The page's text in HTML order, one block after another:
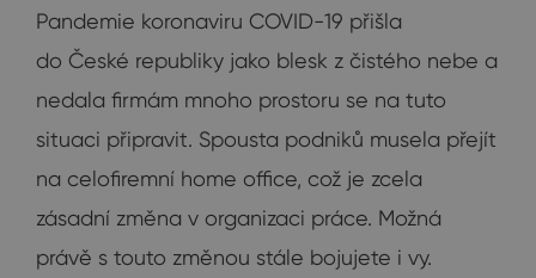
Pandemie koronaviru COVID-19 přišla
do České republiky jako blesk z čistého nebe a
nedala firmám mnoho prostoru se na tuto
situaci připravit. Spousta podniků musela přejít
na celofiremní home office, což je zcela
zásadní změna v organizaci práce. Možná
právě s touto změnou stále bojujete i vy.